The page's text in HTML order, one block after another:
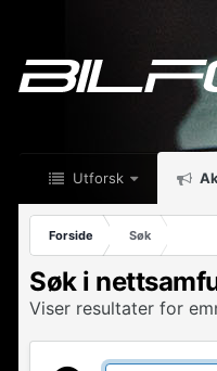
Utforsk
Forside
Søk
Søk i
Viser resultater for